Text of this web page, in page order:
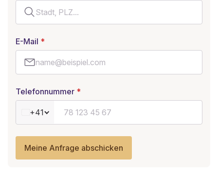
E-Mail
Telefonnummer
+41
Meine Anfrage abschicken